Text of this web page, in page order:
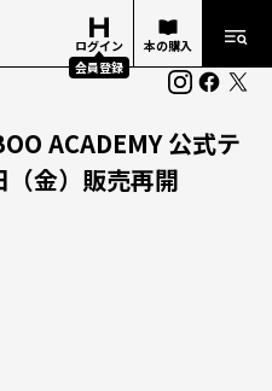
ログイン
会員登録
本の購入
ACADEMY 公式テ
金）販売再開